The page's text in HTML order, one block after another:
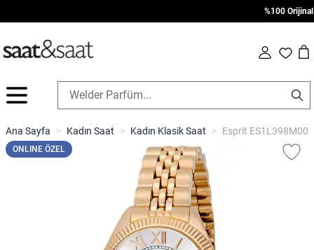
%100 Orijinal
Fav Cart
İçeriğe geç
Ana Sayfa > Kadın Saat > Kadın Klasik Saat > Esprit
ONLINE ÖZEL